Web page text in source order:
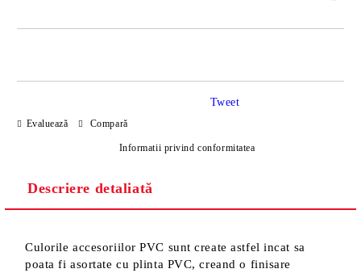
Sunt de acord cuPolitica de confidentialitate
Noi vă vom contacta pentru finalizarea comenzii.
Evaluează Compară
Informatii privind conformitatea
Tweet
Descriere detaliată
Culorile accesoriilor PVC sunt create astfel incat sa
poata fi asortate cu plinta PVC, creand o finisare